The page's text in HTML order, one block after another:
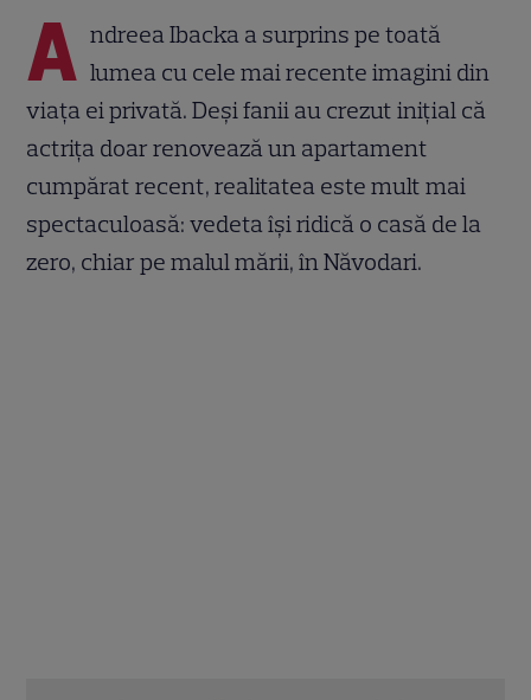
A ndreea Ibacka a surprins pe toată
lumea cu cele mai recente imagini din
viața ei privată. Deși fanii au crezut inițial că
actrița doar renovează un apartament
cumpărat recent, realitatea este mult mai
spectaculoasă: vedeta își ridică o casă de la
zero, chiar pe malul mării, în Năvodari.